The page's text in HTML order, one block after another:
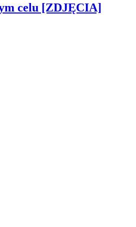
celu [ZDJĘCIA]